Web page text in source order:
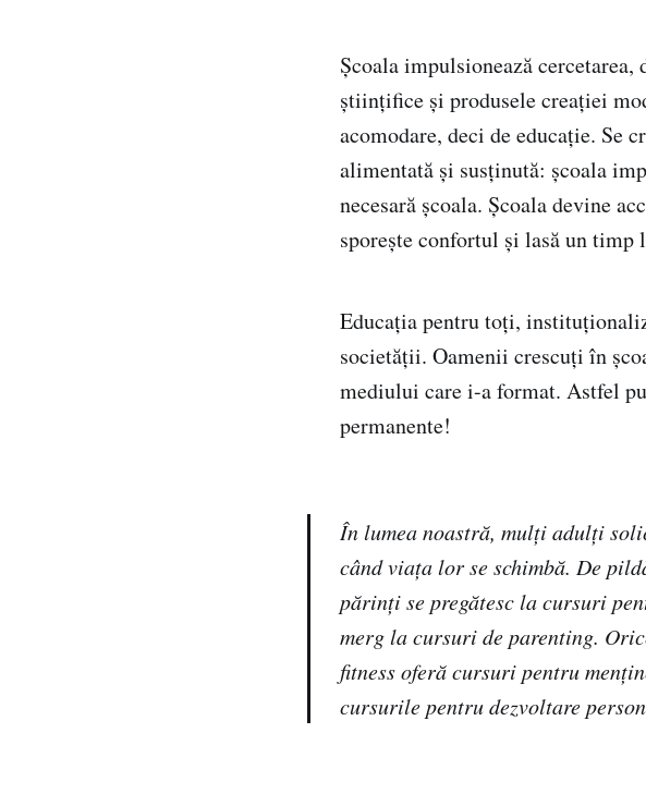
Școala impulsionează
științifice și produsele creației
acomodare, deci de educație. Se
alimentată și susținută: școala
necesară școala. Școala devine
sporește confortul și lasă un
Educația pentru toți,
societății. Oamenii crescuți în
mediului care i-a format. Astfel
permanente!
În lumea noastră, mulți adulți
când viața lor se schimbă. De
părinți se pregătesc la cursuri
merg la cursuri de parenting.
fitness oferă cursuri pentru
cursurile pentru dezvoltare